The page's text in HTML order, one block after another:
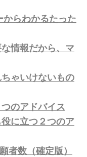
らわかるたった
情報だから、マ
ゃいけないもの
のアドバイス
に立つ２つのア
者数（確定版）